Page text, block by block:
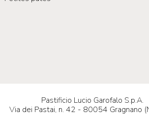
Pastificio Lucio Garofalo S.p.A.
Via dei Pastai, n. 42 - 80054 Gragnano